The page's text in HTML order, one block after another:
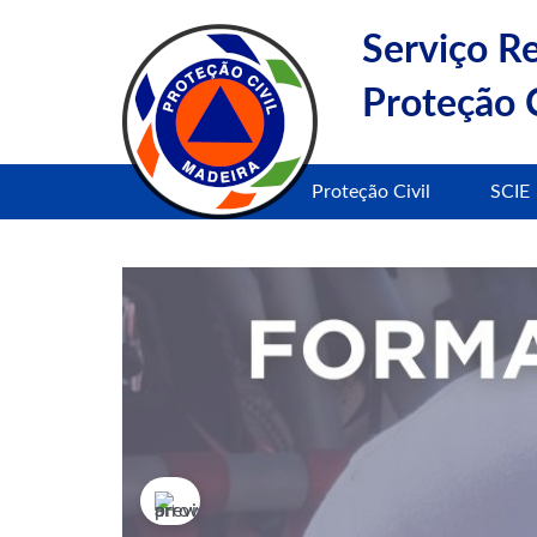
Serviço
Proteção
Proteção Civil SCIE